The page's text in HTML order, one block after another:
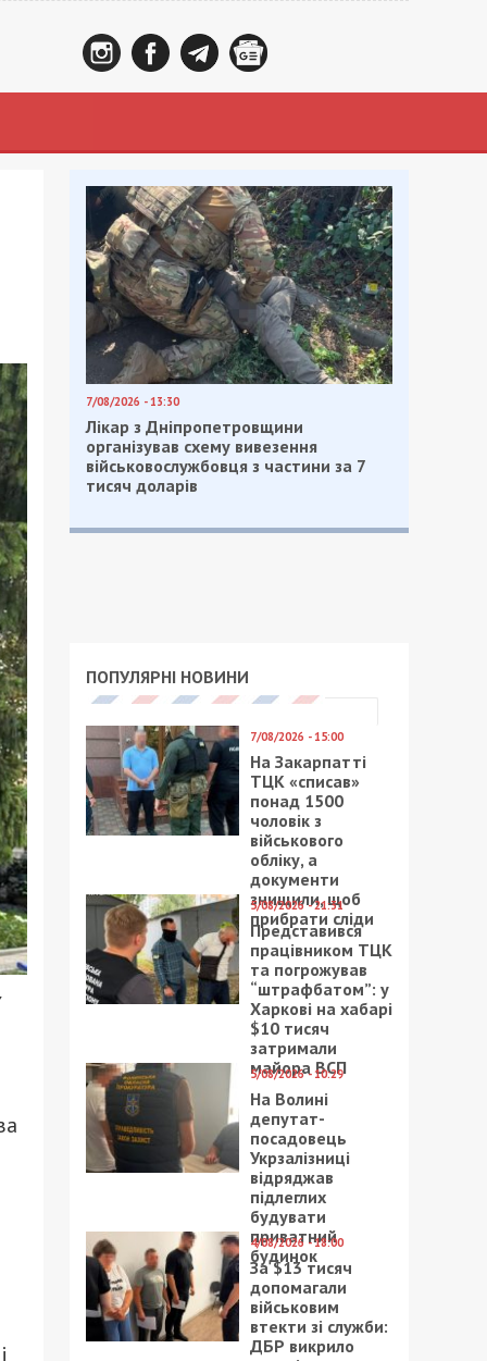
7/08/2026 - 13:30
Лікар з Дніпропетровщини
організував схему вивезення
військовослужбовця з частини за 7
тисяч доларів
ПОПУЛЯРНІ НОВИНИ
7/08/2026 - 15:00
На Закарпатті
ТЦК «списав»
понад 1500
чоловік з
військового
обліку, а
документи
знищили, щоб
прибрати сліди
5/08/2026 - 21:31
Представився
працівником ТЦК
та погрожував
“штрафбатом”: у
Харкові на хабарі
$10 тисяч
затримали
майора ВСП
5/08/2026 - 10:29
На Волині
депутат-
посадовець
Укрзалізниці
відряджав
підлеглих
будувати
приватний
будинок
4/08/2026 - 18:00
За $13 тисяч
допомагали
військовим
втекти зі служби:
ДБР викрило